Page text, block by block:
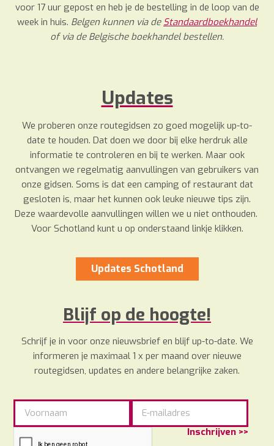
voor 17 uur gepost en heb je de bestelling in de loop van de
week in huis. Belgen kunnen via de Standaardboekhandel
of via de Belgische boekhandel bestellen.
Updates
We proberen onze routegidsen zo goed mogelijk up-to-
date te houden. Dat doen we door bij elke herdruk alle
informatie te controleren en bij te werken. Maar ook
ontvangen we regelmatig aanvullingen van gebruikers van
onze gidsen. Soms is dat een camping of restaurant dat
gesloten is, maar het kunnen ook leuke nieuwe tips zijn.
Deze waardevolle aanvullingen willen we u niet onthouden.
Voor Schotland kunt u op onderstaand linkje klikken.
Updates Schotland
Blijf op de hoogte!
Schrijf je in voor onze nieuwsbrief en blijf up-to-date. We
informeren je maximaal 1 x per maand over nieuwe
routegidsen, updates en andere belangrijke zaken.
Inschrijven >>